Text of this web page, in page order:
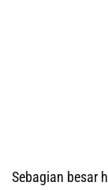
Sebagian besar